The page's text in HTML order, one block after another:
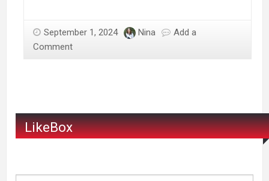
local
September 1, 2024 Nina
Add a
Comment
LikeBox